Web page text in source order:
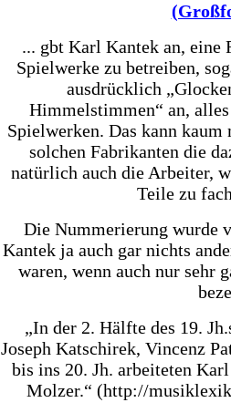
... gbt Karl Kantek an, eine
Spielwerke zu betreiben,
ausdrücklich
Himmelstimmen“ an,
Spielwerken. Das kann
solchen Fabrikanten die
natürlich auch die Arbeiter,
Teile zu
Die Nummerierung wurde
Kantek ja auch gar nichts
waren, wenn auch nur sehr
„In der 2. Hälfte des 19.
Joseph Katschirek, Vincenz
bis ins 20. Jh. arbeiteten
Molzer.“ (http://